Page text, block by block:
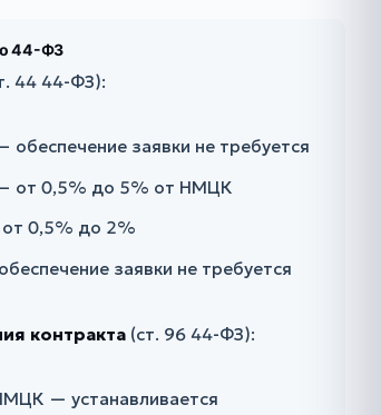
44-ФЗ
44 44-ФЗ):
заявки не требуется
от 0,5% до 5% от НМЦК
0,5% до 2%
заявки не требуется
контракта (ст. 96 44-ФЗ):
— устанавливается